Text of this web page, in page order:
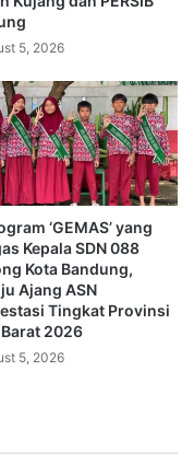
5, 2026
‘GEMAS’ yang
Kepala SDN 088
Kota Bandung,
Ajang ASN
Tingkat Provinsi
2026
5, 2026